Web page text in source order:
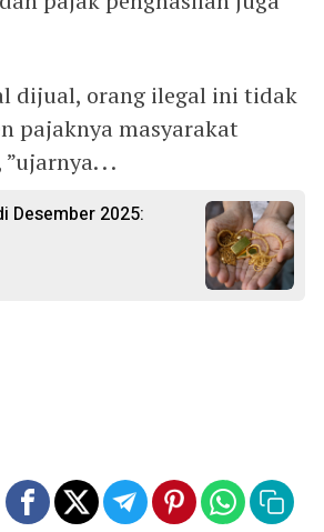
dijual, orang ilegal ini tidak
pajaknya masyarakat
. .
Desember 2025: